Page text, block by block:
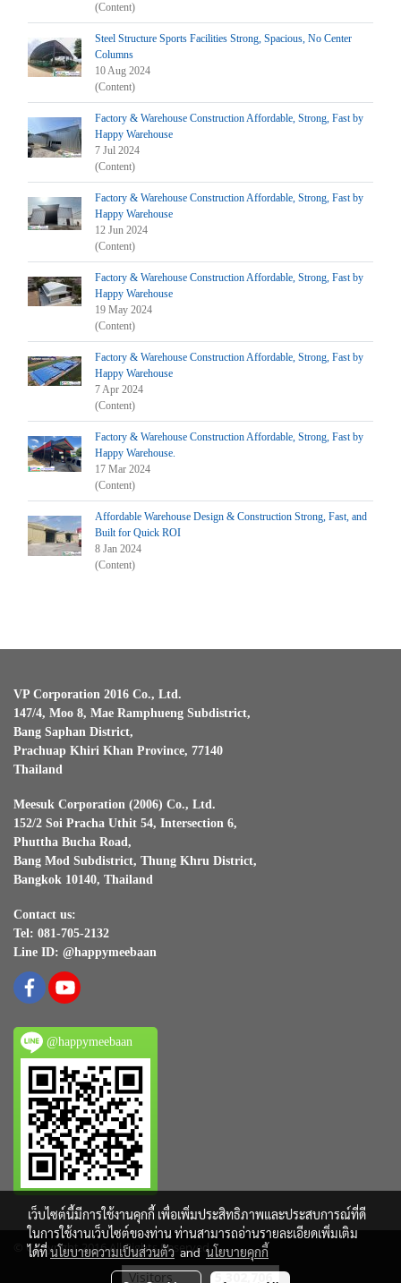
(Content)
Steel Structure Sports Facilities Strong, Spacious, No Center
Columns
10 Aug 2024
(Content)
Factory & Warehouse Construction Affordable, Strong, Fast by
Happy Warehouse
7 Jul 2024
(Content)
Factory & Warehouse Construction Affordable, Strong, Fast by
Happy Warehouse
12 Jun 2024
(Content)
Factory & Warehouse Construction Affordable, Strong, Fast by
Happy Warehouse
19 May 2024
(Content)
Factory & Warehouse Construction Affordable, Strong, Fast by
Happy Warehouse
7 Apr 2024
(Content)
Factory & Warehouse Construction Affordable, Strong, Fast by
Happy Warehouse.
17 Mar 2024
(Content)
Affordable Warehouse Design & Construction Strong, Fast, and
Built for Quick ROI
8 Jan 2024
(Content)
VP Corporation 2016 Co., Ltd.
147/4, Moo 8, Mae Ramphueng Subdistrict,
Bang Saphan District,
Prachuap Khiri Khan Province, 77140
Thailand
Meesuk Corporation (2006) Co., Ltd.
152/2 Soi Pracha Uthit 54, Intersection 6,
Phuttha Bucha Road,
Bang Mod Subdistrict, Thung Khru District,
Bangkok 10140, Thailand
Contact us:
Tel: 081-705-2132
Line ID: @happymeebaan
@happymeebaan
© Copyright 2016 All Rights Reserved
Visitors 5,302,706
เว็บไซต์นี้มีการใช้งานคุกกี้ เพื่อเพิ่มประสิทธิภาพและประสบการณ์ที่ดี
ในการใช้งานเว็บไซต์ของท่าน ท่านสามารถอ่านรายละเอียดเพิ่มเติม
ได้ที่นโยบายความเป็นส่วนตัว and นโยบายคุกกี้